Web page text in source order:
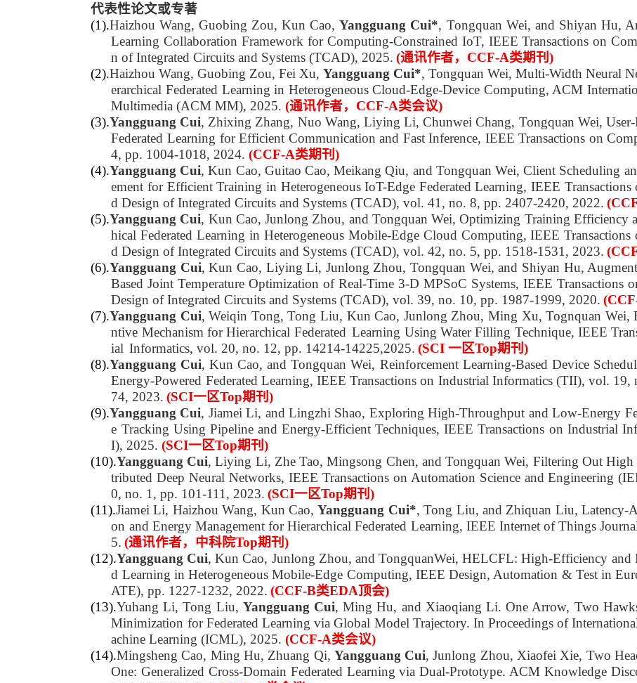
代表性论文或专著
(1).Haizhou Wang, Guobing Zou, Kun Cao,Yangguang Cui*, Tongquan Wei, and Shiyan Hu,
Learning Collaboration Framework for Computing-Constrained IoT, IEEE Transactions on
n of Integrated Circuits and Systems (TCAD), 2025. (通讯作者，CCF-A类期刊)
(2).Haizhou Wang, Guobing Zou, Fei Xu, Yangguang Cui*, Tongquan Wei, Multi-Width Neural
erarchical Federated Learning in Heterogeneous Cloud-Edge-Device Computing, ACM
Multimedia (ACM MM), 2025.(通讯作者，CCF-A类会议)
(3).Yangguang Cui, Zhixing Zhang, Nuo Wang, Liying Li, Chunwei Chang, Tongquan Wei,
Federated Learning for Efficient Communication and Fast Inference, IEEE Transactions on
4, pp. 1004-1018, 2024. (CCF-A类期刊)
(4).Yangguang Cui, Kun Cao, Guitao Cao, Meikang Qiu, and Tongquan Wei, Client Scheduling
ement for Efficient Training in Heterogeneous IoT-Edge Federated Learning, IEEE
d Design of Integrated Circuits and Systems (TCAD), vol. 41, no. 8, pp. 2407-2420, 2022.
(5).Yangguang Cui, Kun Cao, Junlong Zhou, and Tongquan Wei, Optimizing Training Efficiency
hical Federated Learning in Heterogeneous Mobile-Edge Cloud Computing, IEEE
d Design of Integrated Circuits and Systems (TCAD), vol. 42, no. 5, pp. 1518-1531, 2023.
(6).Yangguang Cui, Kun Cao, Liying Li, Junlong Zhou, Tongquan Wei, and Shiyan Hu,
Based Joint Temperature Optimization of Real-Time 3-D MPSoC Systems, IEEE Transactions
Design of Integrated Circuits and Systems (TCAD), vol. 39, no. 10, pp. 1987-1999, 2020.
(7).Yangguang Cui, Weiqin Tong, Tong Liu, Kun Cao, Junlong Zhou, Ming Xu, Tognquan Wei,
ntive Mechanism for Hierarchical Federated Learning Using Water Filling Technique, IEEE
ial Informatics, vol. 20, no. 12, pp. 14214-14225,2025. (SCI 一区Top期刊)
(8).Yangguang Cui, Kun Cao, and Tongquan Wei, Reinforcement Learning-Based Device
Energy-Powered Federated Learning, IEEE Transactions on Industrial Informatics (TII), vol.
74, 2023. (SCI一区Top期刊)
(9).Yangguang Cui, Jiamei Li, and Lingzhi Shao, Exploring High-Throughput and Low-Energy
e Tracking Using Pipeline and Energy-Efficient Techniques, IEEE Transactions on Industrial
I), 2025.(SCI一区Top期刊)
(10).Yangguang Cui, Liying Li, Zhe Tao, Mingsong Chen, and Tongquan Wei, Filtering Out High
tributed Deep Neural Networks, IEEE Transactions on Automation Science and Engineering
0, no. 1, pp. 101-111, 2023. (SCI一区Top期刊)
(11).Jiamei Li, Haizhou Wang, Kun Cao,Yangguang Cui*, Tong Liu, and Zhiquan Liu, Latency-
on and Energy Management for Hierarchical Federated Learning, IEEE Internet of Things
5. (通讯作者，中科院Top期刊)
(12).Yangguang Cui, Kun Cao, Junlong Zhou, and TongquanWei, HELCFL: High-Efficiency and
d Learning in Heterogeneous Mobile-Edge Computing, IEEE Design, Automation & Test in
ATE), pp. 1227-1232, 2022. (CCF-B类EDA顶会)
(13).Yuhang Li, Tong Liu, Yangguang Cui, Ming Hu, and Xiaoqiang Li. One Arrow, Two
Minimization for Federated Learning via Global Model Trajectory. In Proceedings of
achine Learning (ICML), 2025.(CCF-A类会议)
(14).Mingsheng Cao, Ming Hu, Zhuang Qi, Yangguang Cui, Junlong Zhou, Xiaofei Xie, Two
One: Generalized Cross-Domain Federated Learning via Dual-Prototype. ACM Knowledge